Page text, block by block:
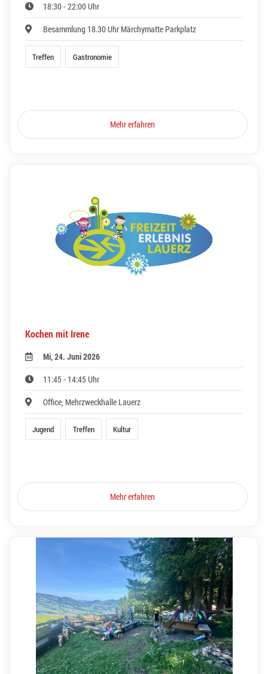
18:30 - 22:00 Uhr
Besammlung 18.30 Uhr Märchymatte Parkplatz
Treffen Gastronomie
Mehr erfahren
Kochen mit Irene
Mi, 24. Juni 2026
11:45 - 14:45 Uhr
Office, Mehrzweckhalle Lauerz
Jugend Treffen Kultur
Mehr erfahren